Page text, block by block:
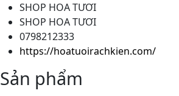
SHOP HOA TƯƠI
SHOP HOA TƯƠI
0798212333
https://hoatuoirachkien.com/
Sản phẩm